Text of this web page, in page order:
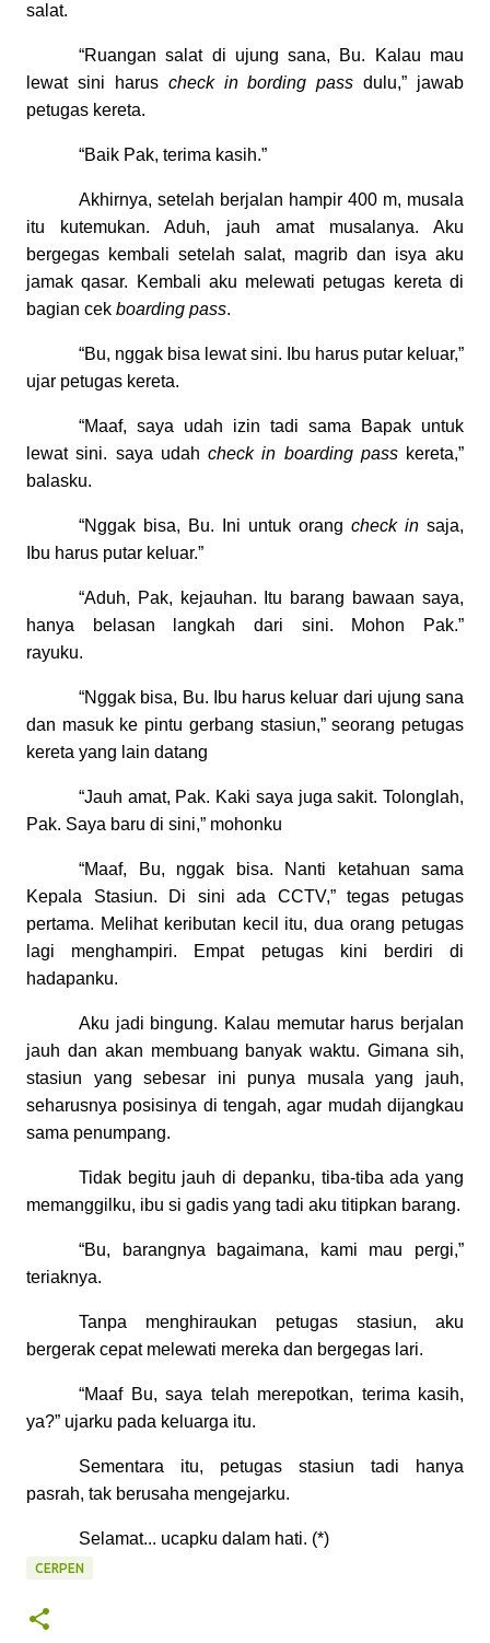
salat.
“Ruangan salat di ujung sana, Bu. Kalau mau
lewat sini harus check in bording pass dulu,” jawab
petugas kereta.
“Baik Pak, terima kasih.”
Akhirnya, setelah berjalan hampir 400 m, musala
itu kutemukan. Aduh, jauh amat musalanya. Aku
bergegas kembali setelah salat, magrib dan isya aku
jamak qasar. Kembali aku melewati petugas kereta di
bagian cek boarding pass.
“Bu, nggak bisa lewat sini. Ibu harus putar keluar,”
ujar petugas kereta.
“Maaf, saya udah izin tadi sama Bapak untuk
lewat sini. saya udah check in boarding passkereta,”
balasku.
“Nggak bisa, Bu. Ini untuk orang check in saja,
Ibu harus putar keluar.”
“Aduh, Pak, kejauhan. Itu barang bawaan saya,
hanya belasan langkah dari sini. Mohon Pak.”
rayuku.
“Nggak bisa, Bu. Ibu harus keluar dari ujung sana
dan masuk ke pintu gerbang stasiun,” seorang petugas
kereta yang lain datang
“Jauh amat, Pak. Kaki saya juga sakit. Tolonglah,
Pak. Saya baru di sini,” mohonku
“Maaf, Bu, nggak bisa. Nanti ketahuan sama
Kepala Stasiun. Di sini ada CCTV,” tegas petugas
pertama. Melihat keributan kecil itu, dua orang petugas
lagi menghampiri. Empat petugas kini berdiri di
hadapanku.
Aku jadi bingung. Kalau memutar harus berjalan
jauh dan akan membuang banyak waktu. Gimana sih,
stasiun yang sebesar ini punya musala yang jauh,
seharusnya posisinya di tengah, agar mudah dijangkau
sama penumpang.
Tidak begitu jauh di depanku, tiba-tiba ada yang
memanggilku, ibu si gadis yang tadi aku titipkan barang.
“Bu, barangnya bagaimana, kami mau pergi,”
teriaknya.
Tanpa menghiraukan petugas stasiun, aku
bergerak cepat melewati mereka dan bergegas lari.
“Maaf Bu, saya telah merepotkan, terima kasih,
ya?” ujarku pada keluarga itu.
Sementara itu, petugas stasiun tadi hanya
pasrah, tak berusaha mengejarku.
Selamat... ucapku dalam hati. (*)
CERPEN